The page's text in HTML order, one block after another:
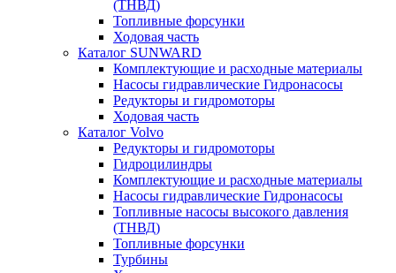
(ТНВД)
Топливные форсунки
Ходовая часть
Каталог SUNWARD
Комплектующие и расходные материалы
Насосы гидравлические Гидронасосы
Редукторы и гидромоторы
Ходовая часть
Каталог Volvo
Редукторы и гидромоторы
Гидроцилиндры
Комплектующие и расходные материалы
Насосы гидравлические Гидронасосы
Топливные насосы высокого давления
(ТНВД)
Топливные форсунки
Турбины